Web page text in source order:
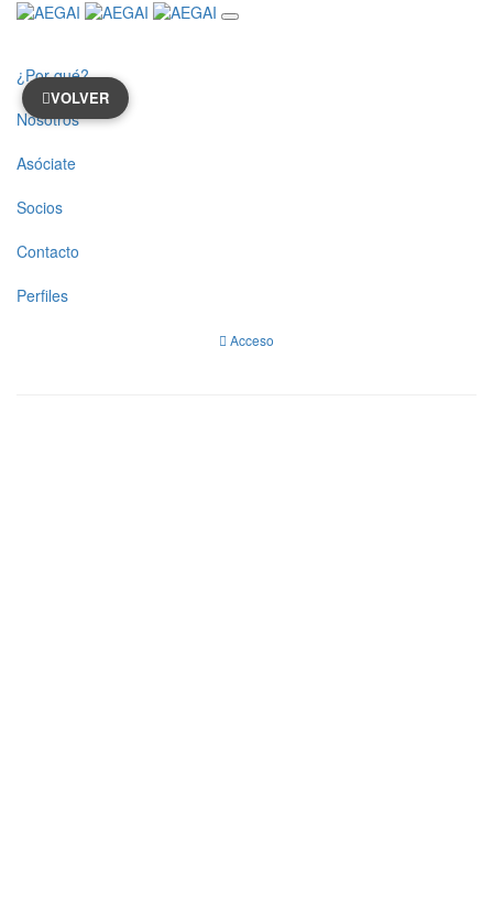
¿Por qué?
Nosotros
Asóciate
Socios
Contacto
Perfiles
Acceso
VOLVER